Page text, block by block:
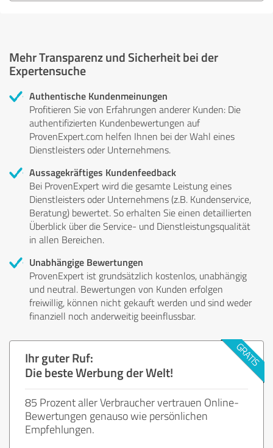
Mehr Transparenz und Sicherheit bei der
Expertensuche
Authentische Kundenmeinungen
Profitieren Sie von Erfahrungen anderer Kunden: Die
authentifizierten Kundenbewertungen auf
ProvenExpert.com helfen Ihnen bei der Wahl eines
Dienstleisters oder Unternehmens.
Aussagekräftiges Kundenfeedback
Bei ProvenExpert wird die gesamte Leistung eines
Dienstleisters oder Unternehmens (z.B. Kundenservice,
Beratung) bewertet. So erhalten Sie einen detaillierten
Überblick über die Service- und Dienstleistungsqualität
in allen Bereichen.
Unabhängige Bewertungen
ProvenExpert ist grundsätzlich kostenlos, unabhängig
und neutral. Bewertungen von Kunden erfolgen
freiwillig, können nicht gekauft werden und sind weder
finanziell noch anderweitig beeinflussbar.
Ihr guter Ruf:
Die beste Werbung der Welt!
85 Prozent aller Verbraucher vertrauen Online-
Bewertungen genauso wie persönlichen
Empfehlungen.